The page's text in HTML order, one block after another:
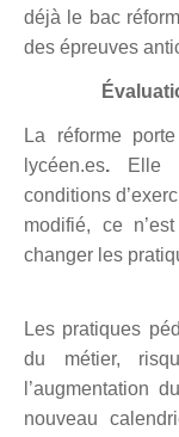
déjà le bac
des épreuves a
La réforme
lycéen.es. Elle
conditions
modifié, ce
changer les
Les pratiques
du métier,
l’augmentation
nouveau